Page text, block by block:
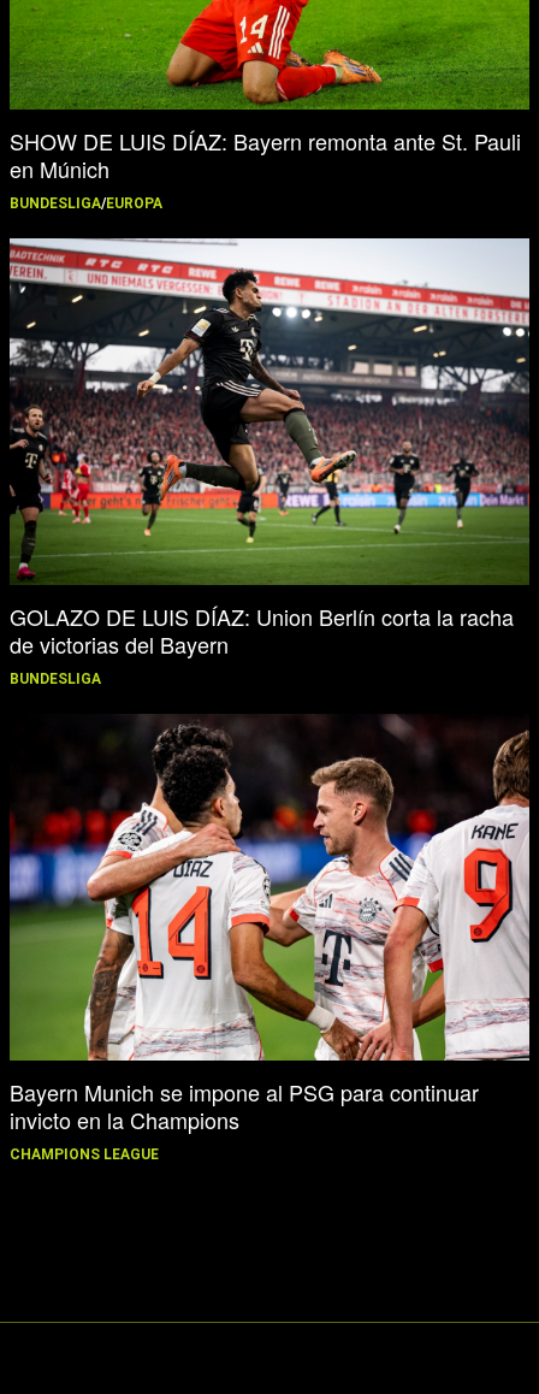
SHOW DE LUIS DÍAZ: Bayern remonta ante St. Pauli
en Múnich
BUNDESLIGA/EUROPA
GOLAZO DE LUIS DÍAZ: Union Berlín corta la racha
de victorias del Bayern
BUNDESLIGA
Bayern Munich se impone al PSG para continuar
invicto en la Champions
CHAMPIONS LEAGUE